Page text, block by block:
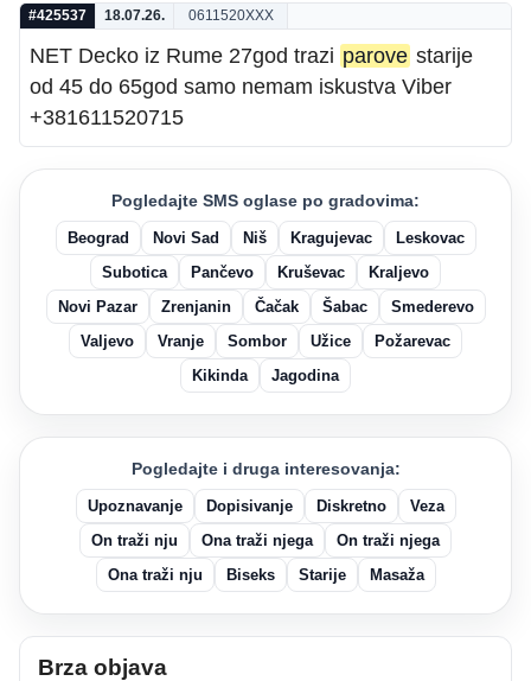
#425537 18.07.26. 0611520XXX
NET Decko iz Rume 27god trazi parove starije
od 45 do 65god samo nemam iskustva Viber
+381611520715
Pogledajte SMS oglase po gradovima:
Beograd Novi Sad Niš Kragujevac
Leskovac
Subotica
Pančevo Kruševac
Kraljevo
Novi Pazar
Zrenjanin Čačak Šabac
Smederevo
Valjevo
Vranje Sombor Užice
Požarevac
Kikinda
Jagodina
Pogledajte i druga interesovanja:
Upoznavanje Dopisivanje Diskretno
Veza
On traži nju
Ona traži njega
On traži njega
Ona traži nju
Biseks Starije Masaža
Brza objava